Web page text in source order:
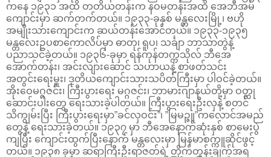
ကနေ ၁၉၃၁ အထိ တတိယတန်းက နဝမတန်းအထိ အေဘီအမ်
ကျောင်းမှာ ဆက်တက်တယ်။ ၁၉၃၃-ခုနှစ် မန္တလေးမြို့၊ ဗဟို
အမျိုးသားကျောင်းက ဆယ်တန်းအောင်တယ်။ ၁၉၃၃-၁၉၃၅
မန္တလေးဥပစာကောလိပ်မှာ ဓာတု၊ ရူပ၊ သင်္ချာ ဘာသာတွဲနဲ့
ပညာသင်ခဲ့တယ်။ ၁၉၃၆-ခုမှာ ရန်ကုန်တက္ကသိုလ် ဘီအေ
အောက်တန်း၊ အင်းလျားဆောင် သဟာယနဲ့ စာဖတ်သင်း
အတွင်းရေးမှူး၊ ဒုတိယကျောင်းသားသပိတ်ကြီးမှာ ပါဝင်ခဲ့တယ်။
အိုးဝေမဂ္ဂဇင်း၊ ကြီးပွားရေး မဂ္ဂဇင်း၊ ဘာမားဂျာနယ်တို့မှာ ဝတ္ထု
ဆောင်းပါးတွေ ရေးသားခဲ့ပါတယ်။ ကြီးပွားရေးဦးလှနဲ့ စတင်
သိကျွမ်းပြီး ကြီးပွားရေးမှာ”ခင်လှဝင်း”၊ ”မြမဉ္ဇူ”ကလောင်အမည်
တွေနဲ့ ရေးသားခဲ့တယ်။ ၁၉၃၇ မှာ ဘီအေနောက်ဆုံးနှစ် စာမေးပွဲ
ကျပြီး ကျောင်းထွက်ပြီးနောက် မန္တလေးမှာ မြန်မာစက္ကူဆိုင်ဖွင့်
တယ်။ ၁၉၃၈ ခုမှာ ဆရာကြီးဦးရာဇတ်ရဲ့ တိုက်တွန်းချက်အရ